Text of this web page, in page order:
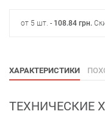
от 5 шт. - 108.84 грн.
ХАРАКТЕРИСТИКИ
ТЕХНИЧЕСКИЕ